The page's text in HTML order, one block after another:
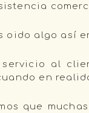
oido algo así
al
en
que